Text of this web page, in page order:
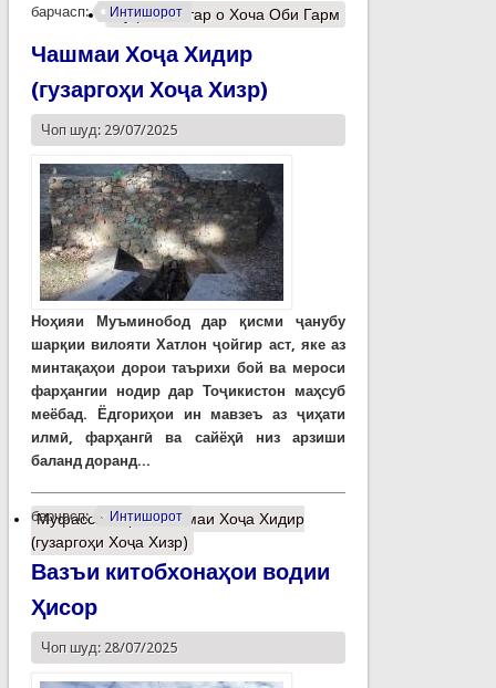
барчасп: Интишорот
Муфассалтар о Хоча Оби Гарм
Чашмаи Хоҷа Хидир
(гузаргоҳи Хоҷа Хизр)
Чоп шуд: 29/07/2025
Ноҳияи Муъминобод дар қисми ҷанубу
шарқии вилояти Хатлон ҷойгир аст, яке аз
минтақаҳои дорои таърихи бой ва мероси
фарҳангии нодир дар Тоҷикистон маҳсуб
меёбад. Ёдгориҳои ин мавзеъ аз ҷиҳати
илмӣ, фарҳангӣ ва сайёҳӣ низ арзиши
баланд доранд...
барчасп: Интишорот
Муфассалтаро Чашмаи Хоҷа Хидир
(гузаргоҳи Хоҷа Хизр)
Вазъи китобхонаҳои водии
Ҳисор
Чоп шуд: 28/07/2025